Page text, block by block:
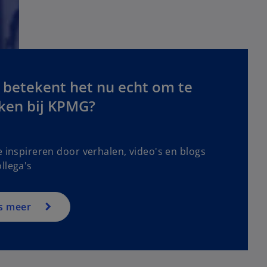
het nu echt om te
bij KPMG?
inspireren door verhalen, video's en blogs
meer